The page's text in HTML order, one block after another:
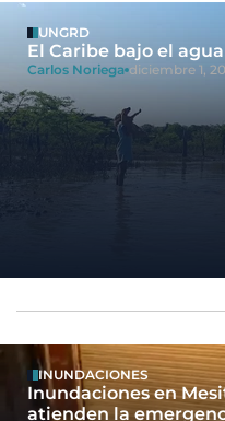
UNGRD
El Caribe bajo el agua
Carlos Noriega diciembre 1,
INUNDACIONES
Inundaciones en
atienden la